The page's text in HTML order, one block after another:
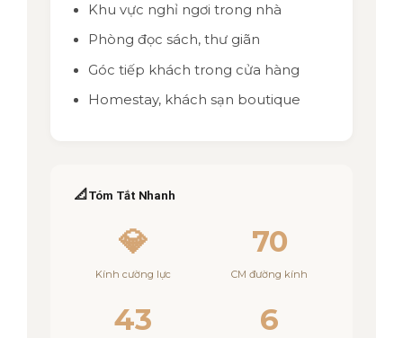
Khu vực nghỉ ngơi trong nhà
Phòng đọc sách, thư giãn
Góc tiếp khách trong cửa hàng
Homestay, khách sạn boutique
📐 Tóm Tắt Nhanh
💎
Kính cường lực
70
CM đường kính
43 6